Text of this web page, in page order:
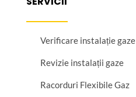
Verificare instalație gaze
Revizie instalații gaze
Racorduri Flexibile Gaz